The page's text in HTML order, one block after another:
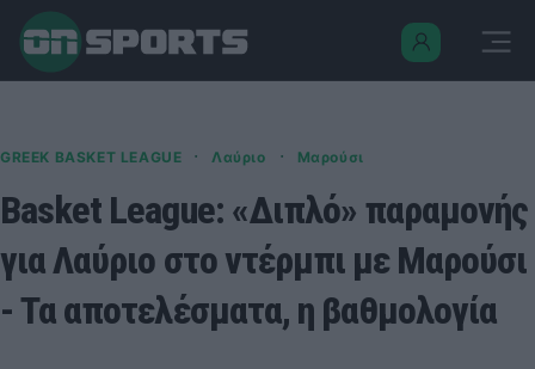
GREEK BASKET LEAGUE · Λαύριο · Μαρούσι
Basket League: «Διπλό» παραμονής
για Λαύριο στο ντέρμπι με Μαρούσι
- Τα αποτελέσματα, η βαθμολογία